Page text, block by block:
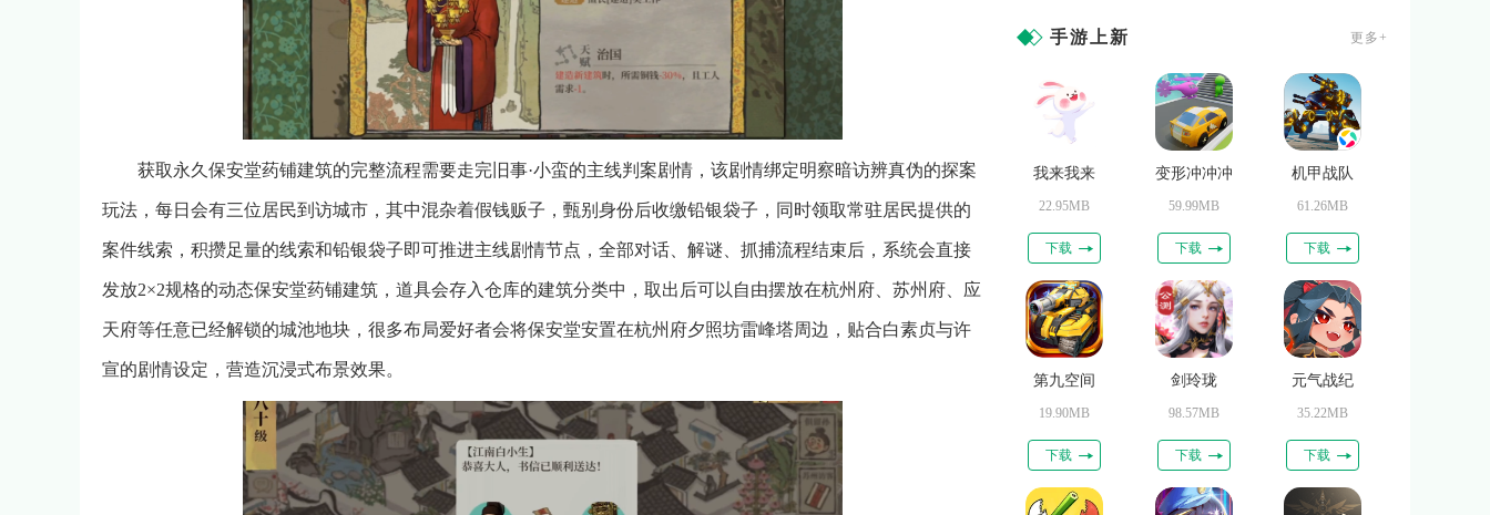
获取永久保安堂药铺建筑的完整流程需要走完旧事·小蛮的主线判案剧情，该剧情绑定明察暗访辨真伪的探案
玩法，每日会有三位居民到访城市，其中混杂着假钱贩子，甄别身份后收缴铅银袋子，同时领取常驻居民提供的
案件线索，积攒足量的线索和铅银袋子即可推进主线剧情节点，全部对话、解谜、抓捕流程结束后，系统会直接
发放2×2规格的动态保安堂药铺建筑，道具会存入仓库的建筑分类中，取出后可以自由摆放在杭州府、苏州府、应
天府等任意已经解锁的城池地块，很多布局爱好者会将保安堂安置在杭州府夕照坊雷峰塔周边，贴合白素贞与许
宣的剧情设定，营造沉浸式布景效果。
手游上新 更多+
我来我来
22.95MB
下载
变形冲冲冲
59.99MB
下载
机甲战队
61.26MB
下载
第九空间
19.90MB
下载
剑玲珑
98.57MB
下载
元气战纪
35.22MB
下载